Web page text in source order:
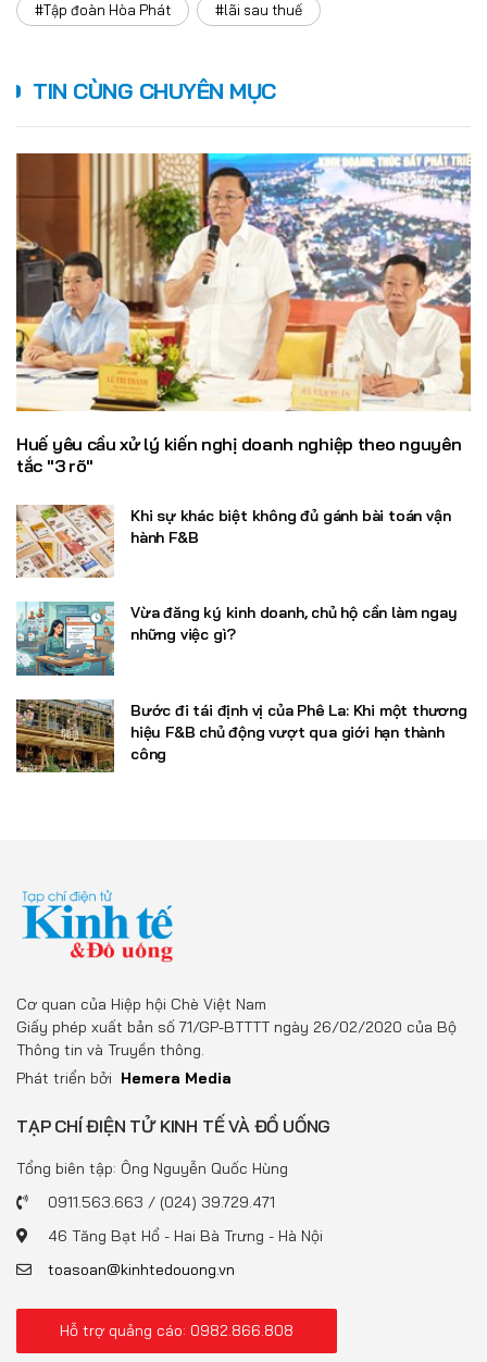
#Tập đoàn Hòa Phát #lãi sau thuế
TIN CÙNG CHUYÊN MỤC
Huế yêu cầu xử lý kiến nghị doanh nghiệp theo nguyên
tắc "3 rõ"
Khi sự khác biệt không đủ gánh bài toán vận
hành F&B
Vừa đăng ký kinh doanh, chủ hộ cần làm ngay
những việc gì?
Bước đi tái định vị của Phê La: Khi một thương
hiệu F&B chủ động vượt qua giới hạn thành
công
Cơ quan của Hiệp hội Chè Việt Nam
Giấy phép xuất bản số 71/GP-BTTTT ngày 26/02/2020 của Bộ
Thông tin và Truyền thông.
Phát triển bởi Hemera Media
TẠP CHÍ ĐIỆN TỬ KINH TẾ VÀ ĐỒ UỐNG
Tổng biên tập: Ông Nguyễn Quốc Hùng
0911.563.663 / (024) 39.729.471
46 Tăng Bạt Hổ - Hai Bà Trưng - Hà Nội
toasoan@kinhtedouong.vn
Hỗ trợ quảng cáo: 0982.866.808